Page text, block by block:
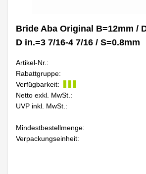
Bride Aba Original B=12mm /
D in.=3 7/16-4 7/16 / S=0.8mm
Artikel-Nr.:
Rabattgruppe:
Verfügbarkeit:
Netto exkl. MwSt.:
UVP inkl. MwSt.:
Mindestbestellmenge:
Verpackungseinheit: